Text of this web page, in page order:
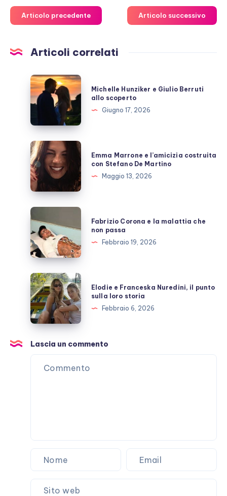
Articolo precedente Articolo successivo
Articoli correlati
Michelle
Hunziker
e
Berruti
allo
scoperto
Michelle Hunziker e Giulio Berruti
allo scoperto
Giugno 17, 2026
Emma
Marrone
e
l’amicizia
costruita
con
Stefano
De
Martino
Emma Marrone e l’amicizia costruita
con Stefano De Martino
Maggio 13, 2026
Fabrizio
Corona
e
la
malattia
che
non
passa
Fabrizio Corona e la malattia che
non passa
Febbraio 19, 2026
Elodie
e
Franceska
Nuredini,
punto
sulla
Elodie e Franceska Nuredini, il punto
sulla loro storia
Febbraio 6, 2026
Lascia un commento